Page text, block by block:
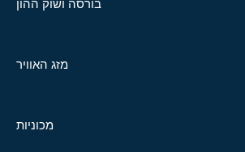
בורסה ושוק ההון
מזג האוויר
מכוניות